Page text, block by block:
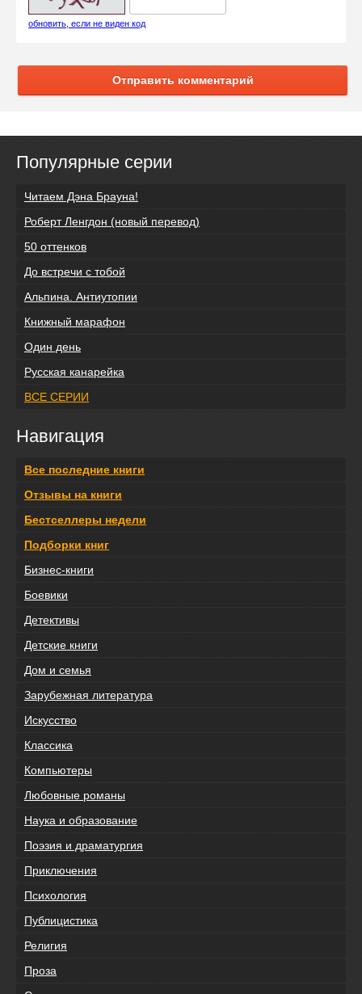
обновить, если не виден код
Отправить комментарий
Популярные серии
Читаем Дэна Брауна!
Роберт Ленгдон (новый перевод)
50 оттенков
До встречи с тобой
Альпина. Антиутопии
Книжный марафон
Один день
Русская канарейка
ВСЕ СЕРИИ
Навигация
Все последние книги
Отзывы на книги
Бестселлеры недели
Подборки книг
Бизнес-книги
Боевики
Детективы
Детские книги
Дом и семья
Зарубежная литература
Искусство
Классика
Компьютеры
Любовные романы
Наука и образование
Поэзия и драматургия
Приключения
Психология
Публицистика
Религия
Проза